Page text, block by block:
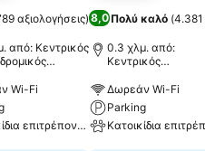
αξιολογήσεις)
από: Κεντρικός
Wi-Fi
Κατοικίδια επιτρέπονται
8,0 Πολύ καλό (4.381
0.3 χλμ. από:
Κεντρικός
Σταθμός του
Δωρεάν Wi-Fi
Parking